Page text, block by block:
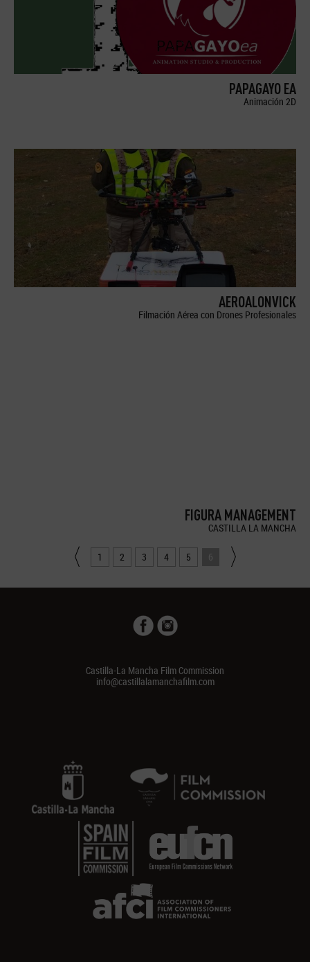
PAPAGAYO EA
Animación 2D
AEROALONVICK
Filmación Aérea con Drones Profesionales
FIGURA MANAGEMENT
CASTILLA LA MANCHA
1 2 3 4 5 6
Castilla-La Mancha Film Commission
info@castillalamanchafilm.com